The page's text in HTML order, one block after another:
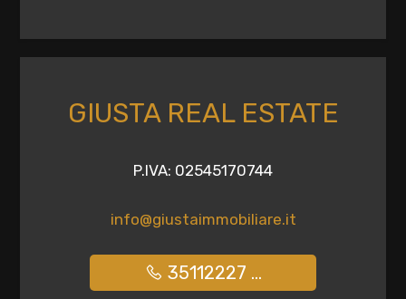
GIUSTA REAL ESTATE
P.IVA: 02545170744
info@giustaimmobiliare.it
35112227 ...